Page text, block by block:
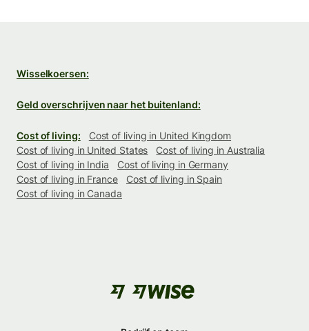
Wisselkoersen:
Geld overschrijven naar het buitenland:
Cost of living:
Cost of living in United Kingdom
Cost of living in United States
Cost of living in Australia
Cost of living in India
Cost of living in Germany
Cost of living in France
Cost of living in Spain
Cost of living in Canada